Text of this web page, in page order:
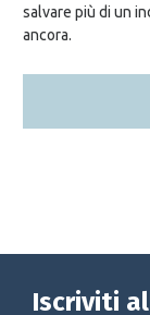
salvare più di un
ancora.
Iscriviti